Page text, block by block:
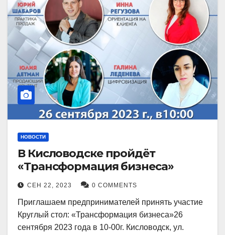
НОВОСТИ
В Кисловодске пройдёт
«Трансформация бизнеса»
СЕН 22, 2023 0 COMMENTS
Приглашаем предпринимателей принять участие
Круглый стол: «Трансформация бизнеса»26
сентября 2023 года в 10-00г. Кисловодск, ул.